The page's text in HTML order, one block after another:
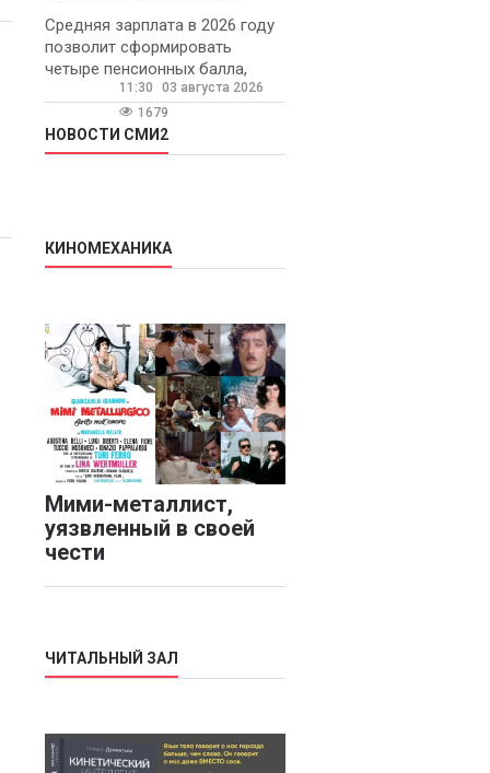
Средняя зарплата в 2026 году
позволит сформировать
четыре пенсионных балла,
сообщил ТАСС доцент
Финансового университета при
правительстве РФ Игорь
Балынин.
11:30
03 августа 2026
1679
НОВОСТИ СМИ2
КИНОМЕХАНИКА
Мими-металлист,
уязвленный в своей
чести
ЧИТАЛЬНЫЙ ЗАЛ